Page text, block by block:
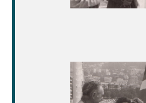
Image